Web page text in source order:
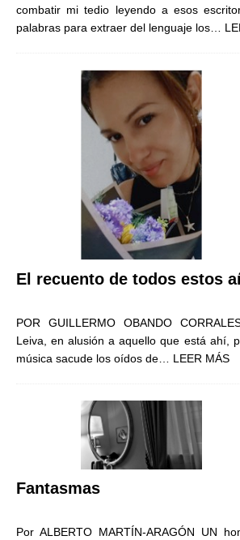
combatir mi tedio leyendo a esos
palabras para extraer del lenguaje los…
El recuento de todos estos
POR GUILLERMO OBANDO
Leiva, en alusión a aquello que está ahí,
música sacude los oídos de… LEER MÁS
Fantasmas
Por ALBERTO MARTÍN-ARAGÓN UN